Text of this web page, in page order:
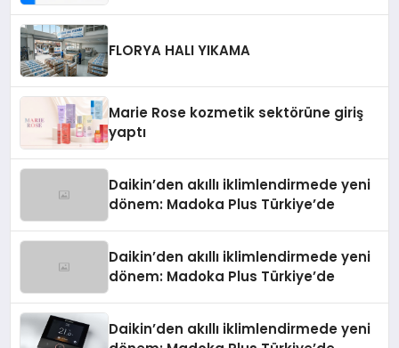
FLORYA HALI YIKAMA
Marie Rose kozmetik sektörüne giriş
yaptı
Daikin’den akıllı iklimlendirmede yeni
dönem: Madoka Plus Türkiye’de
Daikin’den akıllı iklimlendirmede yeni
dönem: Madoka Plus Türkiye’de
Daikin’den akıllı iklimlendirmede yeni